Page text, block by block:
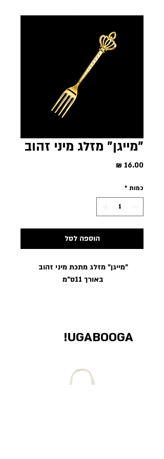
"מייגן" מזלג מיני זהוב
כמות *
הוספה לסל
"מייגן" מזלג מתכת מיני זהוב
באורך 11ס"מ
UGABOOGA!